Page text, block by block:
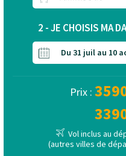
2 - JE CHOISIS MA
Prix :
Vol inclus au
(autres villes de